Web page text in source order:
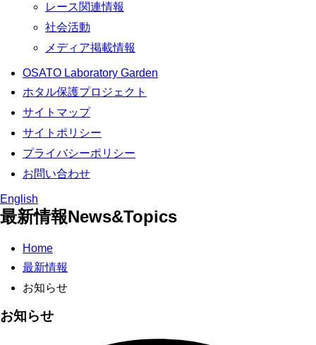
レース関連情報
社会活動
メディア掲載情報
OSATO Laboratory Garden
ホタル保護プロジェクト
サイトマップ
サイトポリシー
プライバシーポリシー
お問い合わせ
English
最新情報News&Topics
Home
最新情報
お知らせ
お知らせ